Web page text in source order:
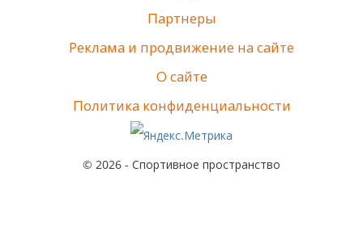
Партнеры
Реклама и продвижение на сайте
О сайте
Политика конфиденциальности
© 2026 - Спортивное пространство